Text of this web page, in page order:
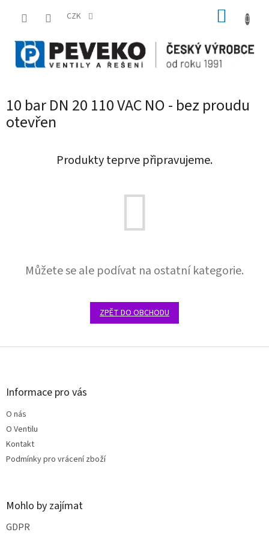
CZK
10 bar DN 20 110 VAC NO - bez proudu
otevřen
Produkty teprve připravujeme.
Můžete se ale podívat na ostatní kategorie.
ZPĚT DO OBCHODU
Z
Informace pro vás
O nás
O Ventilu
Kontakt
Podmínky pro vrácení zboží
Mohlo by zajímat
GDPR